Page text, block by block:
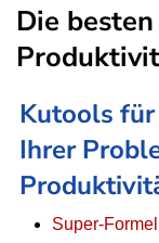
Die
Kutools
Ihrer
Super-